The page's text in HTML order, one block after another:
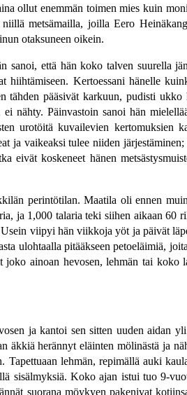
ollut enemmän toimen mies kuin
metsämailla, joilla Eero
otaksuneen oikein.
sanoi, että hän koko talven suurella
Kertoessani hänelle
tähden pääsivät karkuun, pudisti ukko
nähty. Päinvastoin sanoi hän
urotöitä kuvailevien kertomuksien
ja vaikeaksi tulee niiden
koskeneet hänen
perintötilan. Maatila oli ennen
ja 1,000 talaria teki siihen aikaan 60
viipyi hän viikkoja yöt ja päivät
ulohtaalla pitääkseen petoeläimiä,
ainoan hevosen, lehmän tai koko
ja kantoi sen sitten uuden aidan
äkkiä herännyt eläinten mölinästä ja
lehmän, repimällä auki
sisälmyksiä. Koko ajan istui tuo 9-
suorana möykyen pakenivat